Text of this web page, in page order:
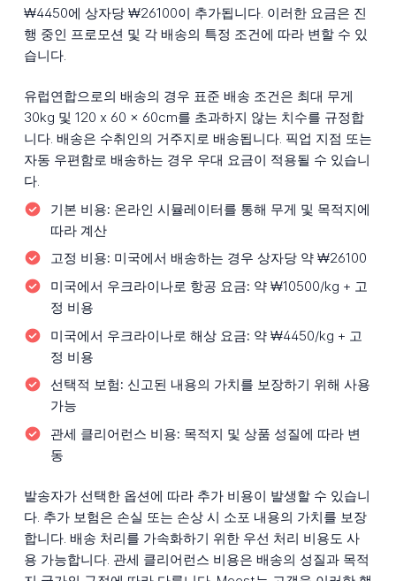
₩4450에 상자당 ₩26100이 추가됩니다. 이러한 요금은 진
행 중인 프로모션 및 각 배송의 특정 조건에 따라 변할 수 있
습니다.
유럽연합으로의 배송의 경우 표준 배송 조건은 최대 무게
30kg 및 120 x 60 x 60cm를 초과하지 않는 치수를 규정합
니다. 배송은 수취인의 거주지로 배송됩니다. 픽업 지점 또는
자동 우편함로 배송하는 경우 우대 요금이 적용될 수 있습니
다.
기본 비용: 온라인 시뮬레이터를 통해 무게 및 목적지에
따라 계산
고정 비용: 미국에서 배송하는 경우 상자당 약 ₩26100
미국에서 우크라이나로 항공 요금: 약 ₩10500/kg + 고
정 비용
미국에서 우크라이나로 해상 요금: 약 ₩4450/kg + 고
정 비용
선택적 보험: 신고된 내용의 가치를 보장하기 위해 사용
가능
관세 클리어런스 비용: 목적지 및 상품 성질에 따라 변
동
발송자가 선택한 옵션에 따라 추가 비용이 발생할 수 있습니
다. 추가 보험은 손실 또는 손상 시 소포 내용의 가치를 보장
합니다. 배송 처리를 가속화하기 위한 우선 처리 비용도 사
용 가능합니다. 관세 클리어런스 비용은 배송의 성질과 목적